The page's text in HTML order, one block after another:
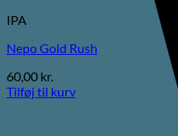
IPA
Nepo Gold Rush
60,00 kr.
Tilføj til kurv